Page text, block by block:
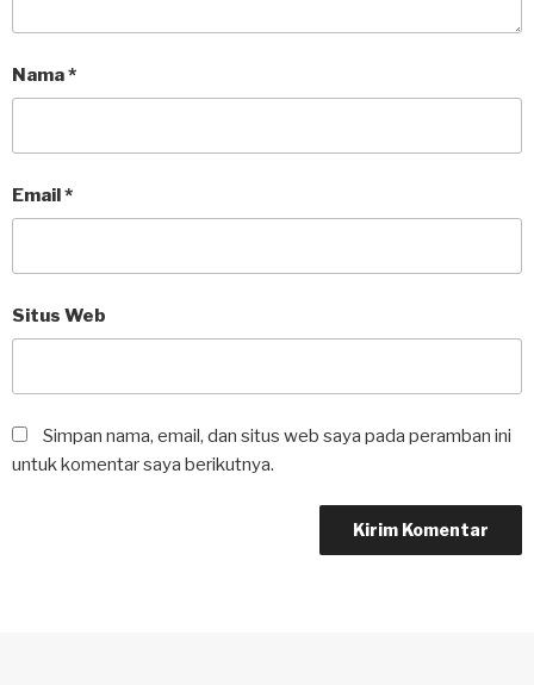
Nama*
Email*
Situs Web
Simpan nama, email, dan situs web saya pada peramban ini
untuk komentar saya berikutnya.